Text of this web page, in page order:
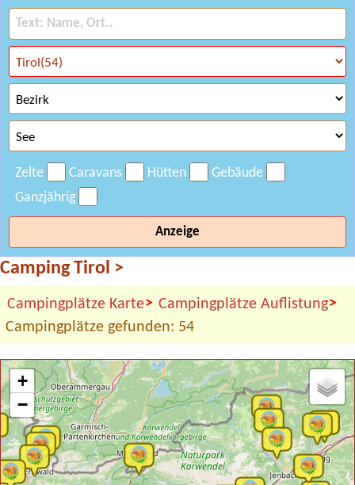
Zelte Caravans Hütten
Gebäude
Ganzjährig
Anzeige
Camping Tirol >
Campingplätze Karte> Campingplätze Auflistung>
Campingplätze gefunden: 54
+
−